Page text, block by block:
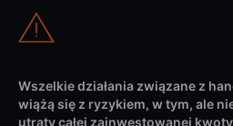
Wszelkie działania związane z
wiążą się z ryzykiem, w tym, ale
utraty całej zainwestowanej